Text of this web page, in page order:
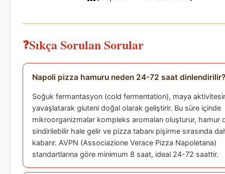
Sıkça Sorulan Sorular
Napoli pizza hamuru neden 24-72 saat dinlendirilir?
Soğuk fermantasyon (cold fermentation), maya
yavaşlatarak gluteni doğal olarak geliştirir. Bu süre içinde
mikroorganizmalar kompleks aromaları oluşturur, hamur
sindirilebilir hale gelir ve pizza tabanı pişirme sırasında
kabarır. AVPN (Associazione Verace Pizza Napoletana)
standartlarına göre minimum 8 saat, ideal 24-72 saattir.